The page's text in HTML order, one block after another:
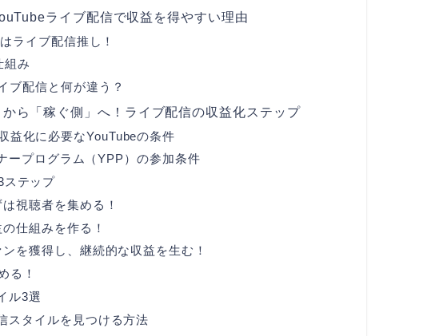
ライブ配信で収益を得やすい理由
ライブ配信推し！
組み
ブ配信と何が違う？
から「稼ぐ側」へ！ライブ配信の収益化ステップ
益化に必要なYouTubeの条件
ープログラム（YPP）の参加条件
ステップ
視聴者を集める！
仕組みを作る！
を獲得し、継続的な収益を生む！
る！
ル3選
スタイルを見つける方法